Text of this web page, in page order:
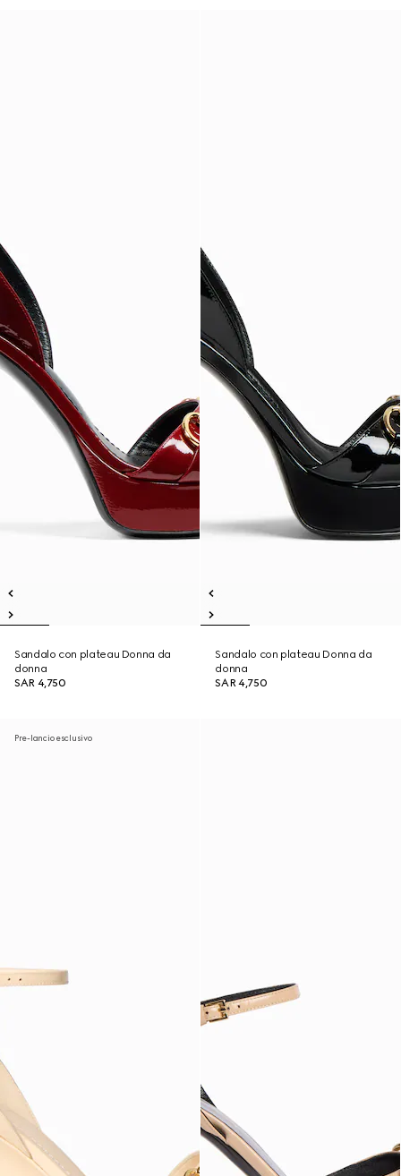
Sandalo con plateau Donna da
donna
SAR 4,750
Sandalo con plateau Donna da
donna
SAR 4,750
Pre-lancio esclusivo